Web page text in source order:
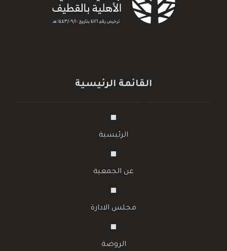
القائمة الرئيسية
الرئيسية
عن الجمعية
مجلس الادارة
الروضة